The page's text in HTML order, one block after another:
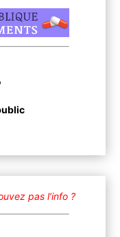
pas l’info ?